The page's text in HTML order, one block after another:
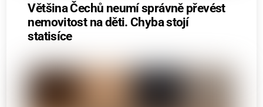
Většina Čechů neumí správně převést
nemovitost na děti. Chyba stojí
statisíce